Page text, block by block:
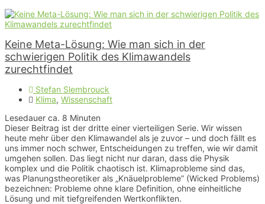
Keine Meta-Lösung: Wie man sich in der
schwierigen Politik des Klimawandels
zurechtfindet
Stefan Slembrouck
Klima, Wissenschaft
Lesedauer ca. 8 Minuten
Dieser Beitrag ist der dritte einer vierteiligen Serie. Wir wissen
heute mehr über den Klimawandel als je zuvor – und doch fällt es
uns immer noch schwer, Entscheidungen zu treffen, wie wir damit
umgehen sollen. Das liegt nicht nur daran, dass die Physik
komplex und die Politik chaotisch ist. Klimaprobleme sind das,
was Planungstheoretiker als „Knäuelprobleme” (Wicked Problems)
bezeichnen: Probleme ohne klare Definition, ohne einheitliche
Lösung und mit tiefgreifenden Wertkonflikten.